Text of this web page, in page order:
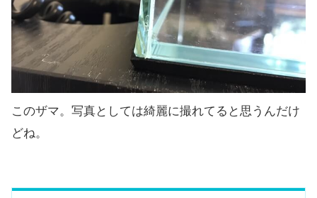
このザマ。写真としては綺麗に撮れてると思うんだけ
どね。